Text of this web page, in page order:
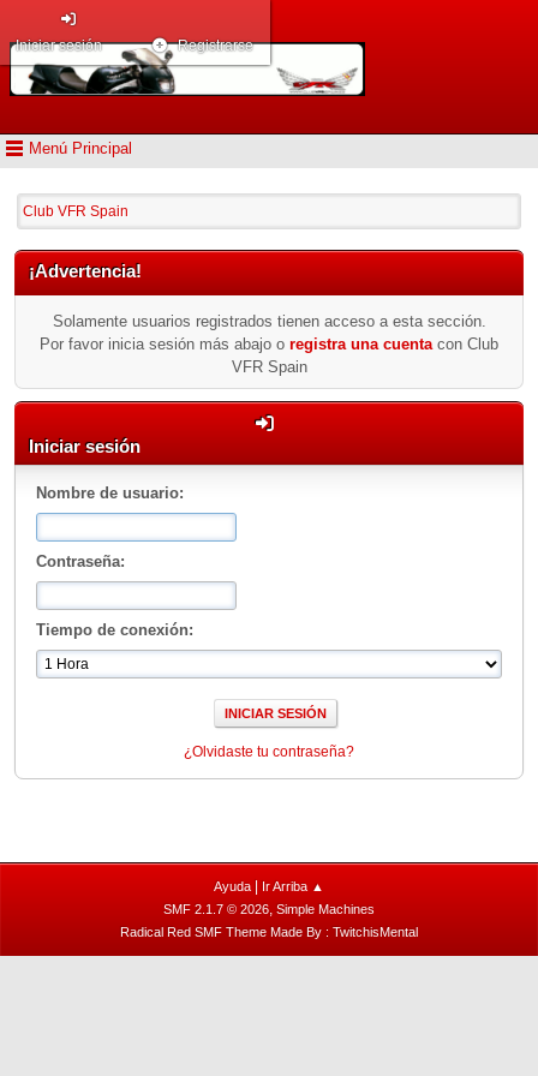
Menú Principal
Iniciar sesión Registrarse
Club VFR Spain
¡Advertencia!
Solamente usuarios registrados tienen acceso a esta sección.
Por favor inicia sesión más abajo o registra una cuenta con Club
VFR Spain
Iniciar sesión
Nombre de usuario:
Contraseña:
Tiempo de conexión:
¿Olvidaste tu contraseña?
Ayuda
Ir Arriba ▲
SMF 2.1.7 © 2026, Simple Machines
Radical Red SMF Theme Made By : TwitchisMental